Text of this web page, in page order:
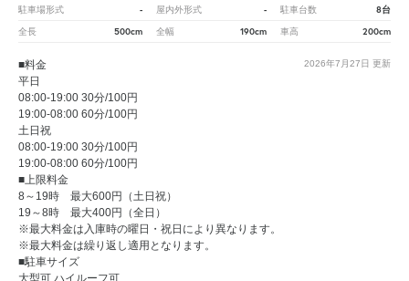
駐車場形式 - 屋内外形式 - 駐車台数 8台
全長 500cm 全幅 190cm 車高 200cm
2026年7月27日 更新
■料金
平日
08:00-19:00 30分/100円
19:00-08:00 60分/100円
土日祝
08:00-19:00 30分/100円
19:00-08:00 60分/100円
■上限料金
8～19時 最大600円（土日祝）
19～8時 最大400円（全日）
※最大料金は入庫時の曜日・祝日により異なります。
※最大料金は繰り返し適用となります。
■駐車サイズ
大型可 ハイルーフ可